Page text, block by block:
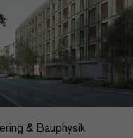
& Bauphysik